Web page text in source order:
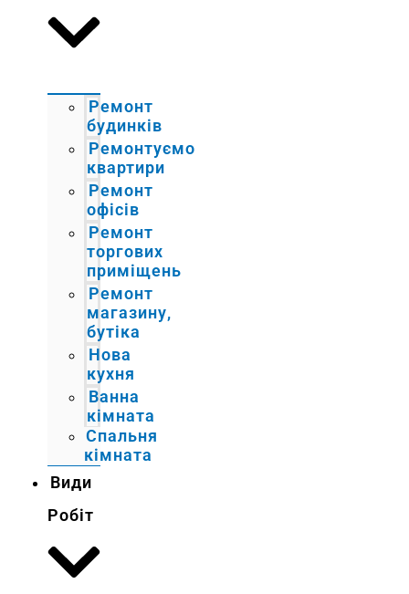
Ремонт
будинків
Ремонтуємо
квартири
Ремонт
офісів
Ремонт
торгових
приміщень
Ремонт
магазину,
бутіка
Нова
кухня
Ванна
кімната
Спальня
кімната
Види
Робіт